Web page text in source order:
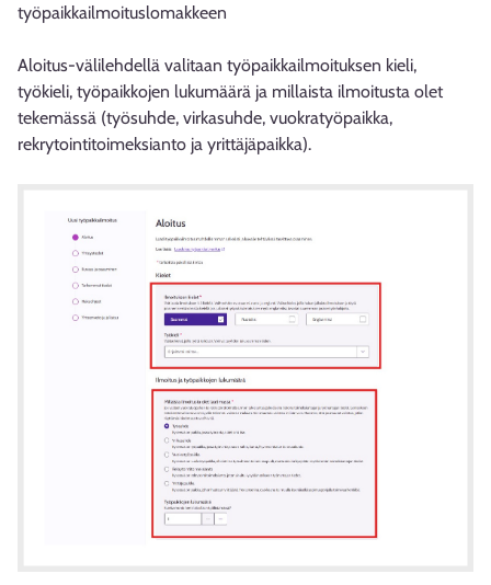
työpaikkailmoituslomakkeen
Aloitus-välilehdellä valitaan työpaikkailmoituksen kieli,
työkieli, työpaikkojen lukumäärä ja millaista ilmoitusta olet
tekemässä (työsuhde, virkasuhde, vuokratyöpaikka,
rekrytointitoimeksianto ja yrittäjäpaikka).